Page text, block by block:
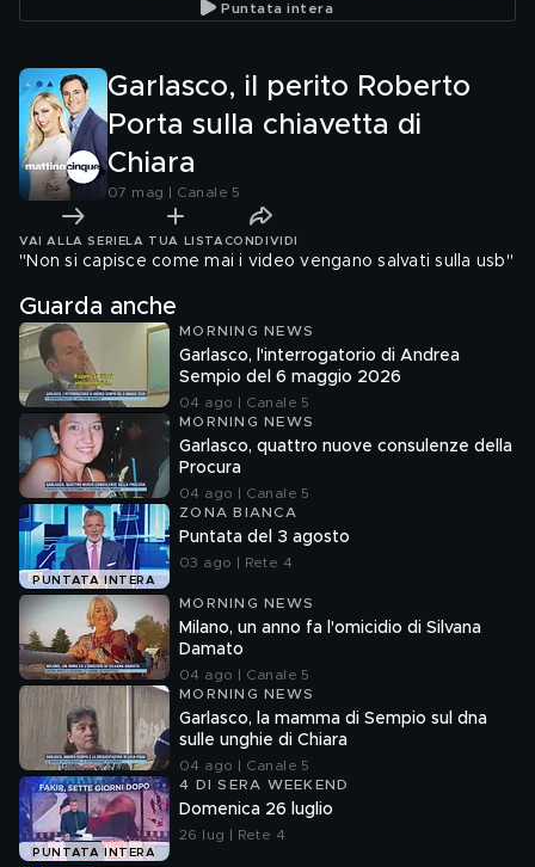
Puntata intera
Garlasco, il perito Roberto
Porta sulla chiavetta di
Chiara
07 mag | Canale 5
VAI ALLA SERIE LA TUA LISTA CONDIVIDI
"Non si capisce come mai i video vengano salvati sulla usb"
Guarda anche
MORNING NEWS
Garlasco, l'interrogatorio di Andrea
Sempio del 6 maggio 2026
04 ago | Canale 5
MORNING NEWS
Garlasco, quattro nuove consulenze della
Procura
04 ago | Canale 5
PUNTATA INTERA
ZONA BIANCA
Puntata del 3 agosto
03 ago | Rete 4
MORNING NEWS
Milano, un anno fa l'omicidio di Silvana
Damato
04 ago | Canale 5
MORNING NEWS
Garlasco, la mamma di Sempio sul dna
sulle unghie di Chiara
04 ago | Canale 5
PUNTATA INTERA
4 DI SERA WEEKEND
Domenica 26 luglio
26 lug | Rete 4